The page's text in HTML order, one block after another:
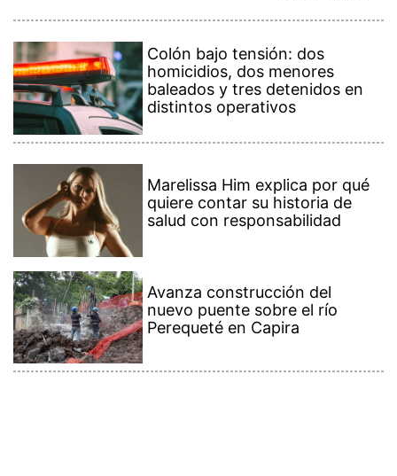
Colón bajo tensión: dos
homicidios, dos menores
baleados y tres detenidos en
distintos operativos
Marelissa Him explica por qué
quiere contar su historia de
salud con responsabilidad
Avanza construcción del
nuevo puente sobre el río
Perequeté en Capira